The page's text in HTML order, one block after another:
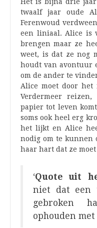
twaalf jaar oude
Ferenwoud
een liniaal. Alice is
brengen maar ze
weet, is dat ze nog
houdt van avontuur
om de ander te
Alice moet door het
Verdermeer
papier tot leven
soms ook heel erg
het lijkt en Alice
nodig om te kunnen
haar hart dat ze
‘Quote uit
niet dat een
gebroken
ophouden met